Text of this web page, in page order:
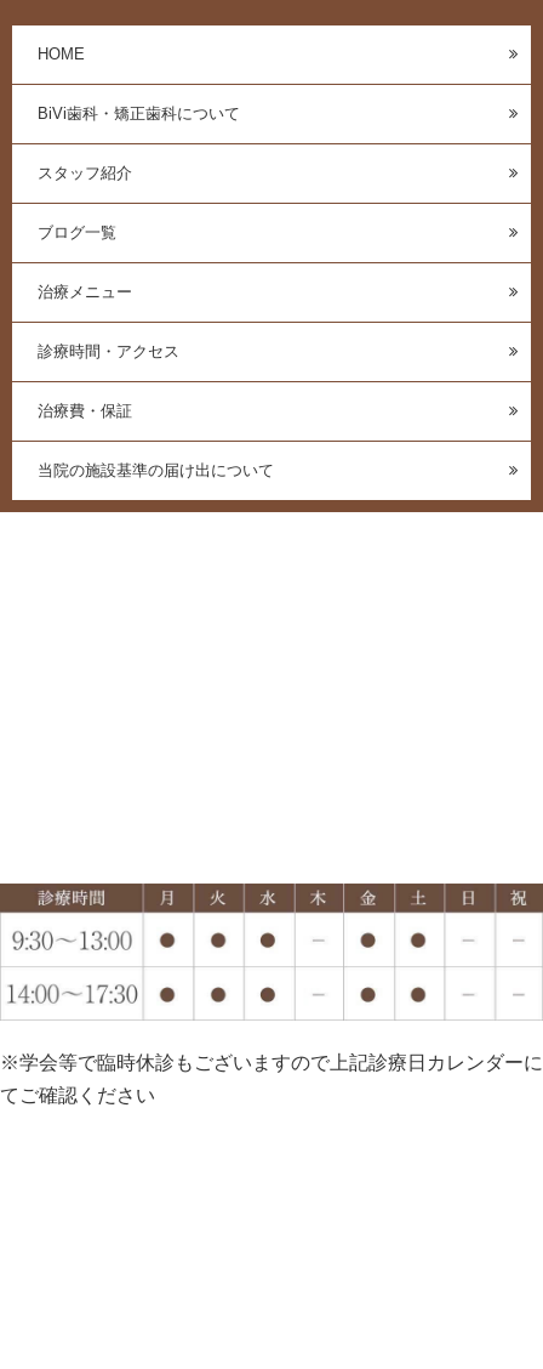
HOME
BiVi歯科・矯正歯科について
スタッフ紹介
ブログ一覧
治療メニュー
診療時間・アクセス
治療費・保証
当院の施設基準の届け出について
※学会等で臨時休診もございますので上記診療日カレンダーに
てご確認ください